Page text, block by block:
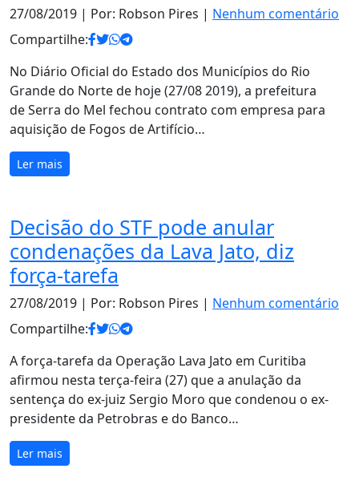
27/08/2019 | Por: Robson Pires | Nenhum comentário
Compartilhe:
No Diário Oficial do Estado dos Municípios do Rio
Grande do Norte de hoje (27/08 2019), a prefeitura
de Serra do Mel fechou contrato com empresa para
aquisição de Fogos de Artifício…
Ler mais
Decisão do STF pode anular
condenações da Lava Jato, diz
força-tarefa
27/08/2019 | Por: Robson Pires | Nenhum comentário
Compartilhe:
A força-tarefa da Operação Lava Jato em Curitiba
afirmou nesta terça-feira (27) que a anulação da
sentença do ex-juiz Sergio Moro que condenou o ex-
presidente da Petrobras e do Banco…
Ler mais